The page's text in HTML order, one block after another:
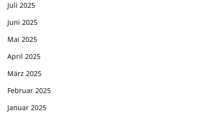
Juli 2025
Juni 2025
Mai 2025
April 2025
März 2025
Februar 2025
Januar 2025